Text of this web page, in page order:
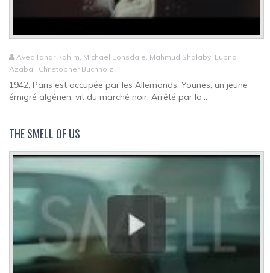
Avec Tahar Rahim, Michael Lonsdale, Mahmud Shalaby, Lubna
Azabal, Christopher Buchholz
1942, Paris est occupée par les Allemands. Younes, un jeune
émigré algérien, vit du marché noir. Arrêté par la...
THE SMELL OF US